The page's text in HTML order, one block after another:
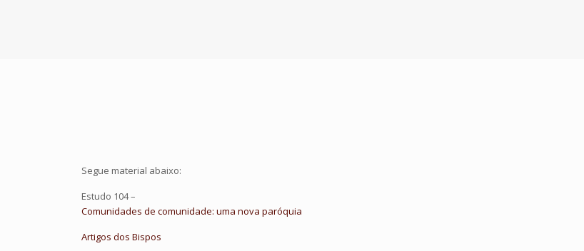
Segue material abaixo:
Estudo 104 –
Comunidades de comunidade: uma nova paróquia
Artigos dos Bispos